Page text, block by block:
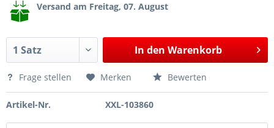
Versand am Freitag, 07. August
In den Warenkorb
Frage stellen Merken Bewerten
Artikel-Nr. XXL-103860